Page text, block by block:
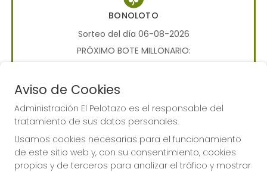
BONOLOTO
Sorteo del día 06-08-2026
PRÓXIMO BOTE MILLONARIO:
JUGAR BONOLOTO
Aviso de Cookies
Administración El Pelotazo es el responsable del
tratamiento de sus datos personales.
Usamos cookies necesarias para el funcionamiento
de este sitio web y, con su consentimiento, cookies
propias y de terceros para analizar el tráfico y mostrar